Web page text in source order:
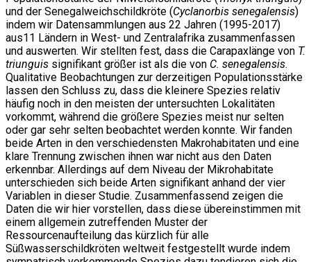
und der Senegalweichschildkröte (Cyclanorbis senegalensis)
indem wir Datensammlungen aus 22 Jahren (1995-2017)
aus11 Ländern in West- und Zentralafrika zusammenfassen
und auswerten. Wir stellten fest, dass die Carapaxlänge von T.
triunguis signifikant größer ist als die von C. senegalensis.
Qualitative Beobachtungen zur derzeitigen Populationsstärke
lassen den Schluss zu, dass die kleinere Spezies relativ
häufig noch in den meisten der untersuchten Lokalitäten
vorkommt, während die größere Spezies meist nur selten
oder gar sehr selten beobachtet werden konnte. Wir fanden
beide Arten in den verschiedensten Makrohabitaten und eine
klare Trennung zwischen ihnen war nicht aus den Daten
erkennbar. Allerdings auf dem Niveau der Mikrohabitate
unterschieden sich beide Arten signifikant anhand der vier
Variablen in dieser Studie. Zusammenfassend zeigen die
Daten die wir hier vorstellen, dass diese übereinstimmen mit
einem allgemein zutreffenden Muster der
Ressourcenaufteilung das kürzlich für alle
Süßwasserschildkröten weltweit festgestellt wurde indem